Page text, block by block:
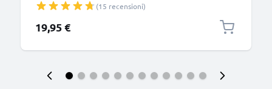
CELLONIC
(15 recensioni)
19,95 €